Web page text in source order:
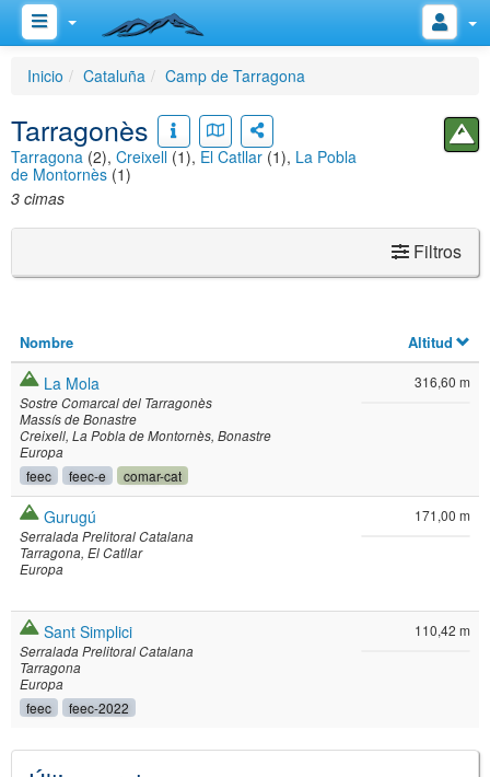
Inicio Cataluña Camp de Tarragona
Tarragonès
Tarragona (2), Creixell (1), El Catllar (1), La Pobla
de Montornès (1)
3 cimas
Filtros
Nombre Altitud
La Mola
Sostre Comarcal del Tarragonès
Massís de Bonastre
Creixell La Pobla de Montornès Bonastre
Europa
feec feec-e comar-cat
316,60 m
Gurugú
Serralada Prelitoral Catalana
Tarragona El Catllar
Europa
171,00 m
Sant Simplici
Serralada Prelitoral Catalana
Tarragona
Europa
feec feec-2022
110,42 m